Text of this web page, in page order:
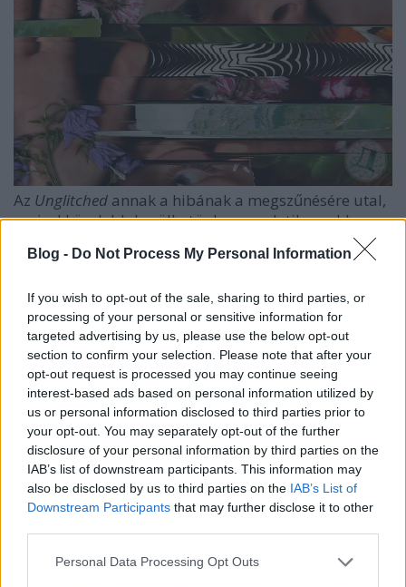
Blog - Do Not Process My Personal Information
If you wish to opt-out of the sale, sharing to third parties, or
processing of your personal or sensitive information for
targeted advertising by us, please use the below opt-out
section to confirm your selection. Please note that after your
opt-out request is processed you may continue seeing
interest-based ads based on personal information utilized by
us or personal information disclosed to third parties prior to
your opt-out. You may separately opt-out of the further
disclosure of your personal information by third parties on the
IAB’s list of downstream participants. This information may
also be disclosed by us to third parties on the IAB’s List of
Downstream Participants that may further disclose it to other
Please note that this website/app uses one or more Google
Personal Data Processing Opt Outs
Az Unglitched annak a hibának a megszűnésére utal,
amivel közelebb kerülhetünk az eredetihez: ahhoz a
átölel, és ahova talán mindenki visszavágyik. A dal
felismeréséről szól. A kislemezre felkerült egy remix
is, amelyetBéTé készített – nemsokára tőle is
várható egy új EP Zságer Balázsúj kiadójánál, a
Move Gently Recordségisze alatt.
Ez a szám egyébként a 19 éves Dorinának már a
harmadik kislemeze a Move Gently labelnél, az
előadó pedig már az első dala után lehetőséget
kapott bemutatkozni aLivEuropeprogramban,
amely több mint 15 nagy európai klubot érintett, így
felléphetett Ljubljanában, Prágában és a Waves
Vienna showcase-fesztiválon. Mint korábban, most is
ő maga írta, producerelte, énekelte fel az új számot,
és a lemezborítót is ő készítette.